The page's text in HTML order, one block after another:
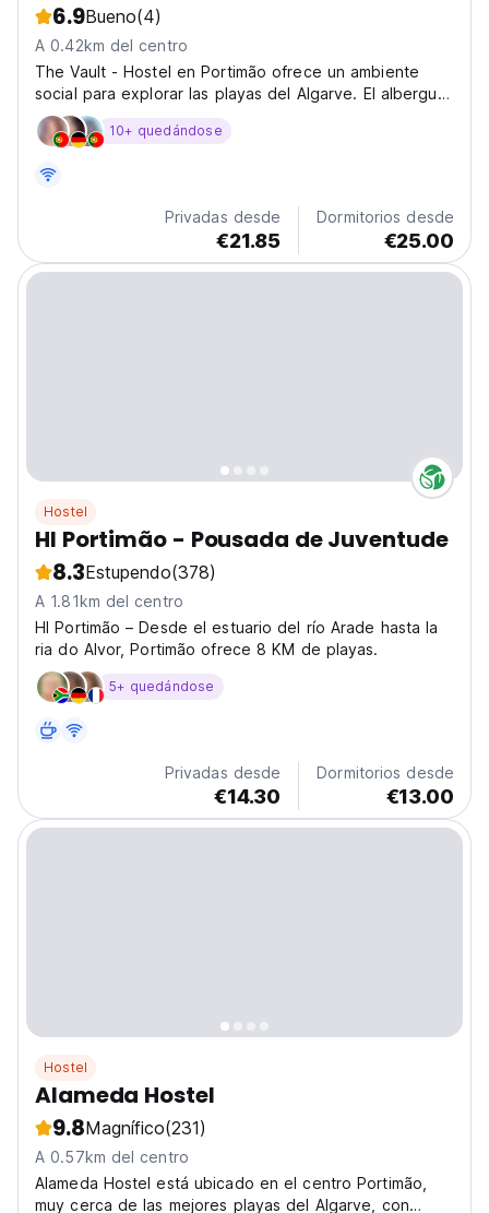
6.9Bueno(4)
A 0.42km del centro
The Vault - Hostel en Portimão ofrece un ambiente
social para explorar las playas del Algarve. El albergue
económico perfecto para los viajeros que buscan una
experiencia vibrante en Portugal. (Auto-translated from
10+ quedándose
Privadas desde
€21.85
Dormitorios desde
€25.00
Hostel
HI Portimão - Pousada de Juventude
8.3Estupendo(378)
A 1.81km del centro
HI Portimão – Desde el estuario del río Arade hasta la
ria do Alvor, Portimão ofrece 8 KM de playas.
5+ quedándose
Privadas desde
€14.30
Dormitorios desde
€13.00
Hostel
Alameda Hostel
9.8Magnífico(231)
A 0.57km del centro
Alameda Hostel está ubicado en el centro Portimão,
muy cerca de las mejores playas del Algarve, con